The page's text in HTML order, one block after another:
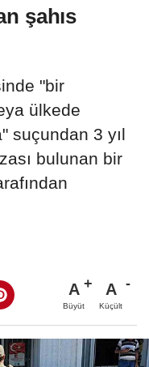
şahıs
"bir
ülkede
suçundan 3 yıl
bulunan bir
A
Büyüt
A
Küçült